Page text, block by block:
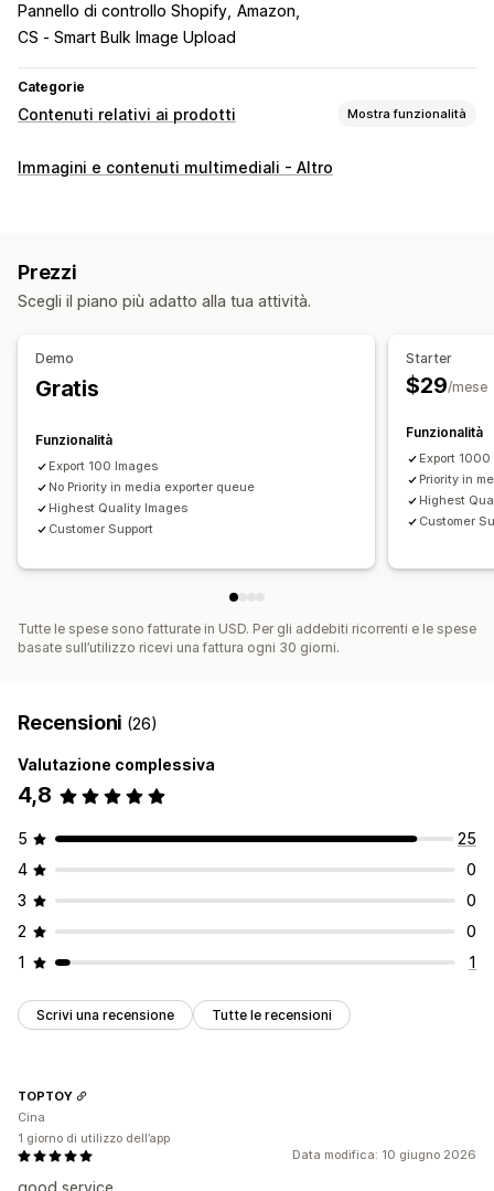
Pannello di controllo Shopify Amazon
CS ‑ Smart Bulk Image Upload
Categorie
Contenuti relativi ai prodotti Mostra funzionalità
Tipi di contenuti
Importazione ed esportazione
Immagini e contenuti multimediali - Altro
Prezzi
Scegli il piano più adatto alla tua attività.
Demo
Gratis
Funzionalità
Export 100 Images
No Priority in media exporter queue
Highest Quality Images
Customer Support
Starter
$29/mese
Funzionalità
Export
Priority in
Highest
Customer
Tutte le spese sono fatturate in USD. Per gli addebiti ricorrenti e le spese
basate sull’utilizzo ricevi una fattura ogni 30 giorni.
Recensioni (26)
Valutazione complessiva
4,8
5
25
4
0
3
0
2
0
1
1
Scrivi una recensione Tutte le recensioni
Data modifica: 10 giugno 2026
TOPTOY
Cina
1 giorno di utilizzo dell’app